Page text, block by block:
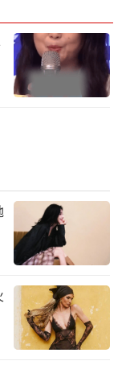
西平南龙狮
一样的“南
菜”，云南大
、杂技与美食
杯？乌龙茶制
来自中原大
歌……8月12日
将在CCTV-17
融合、传统与
都将为观众